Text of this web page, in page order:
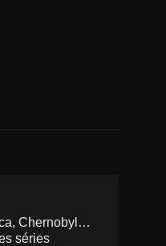
Chernobyl…
séries